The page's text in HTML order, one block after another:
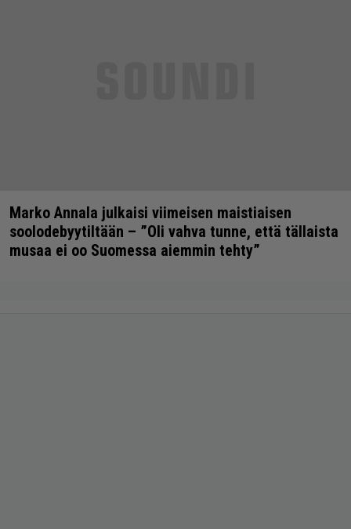
Marko Annala julkaisi viimeisen maistiaisen
soolodebyytiltään – ”Oli vahva tunne, että tällaista
musaa ei oo Suomessa aiemmin tehty”